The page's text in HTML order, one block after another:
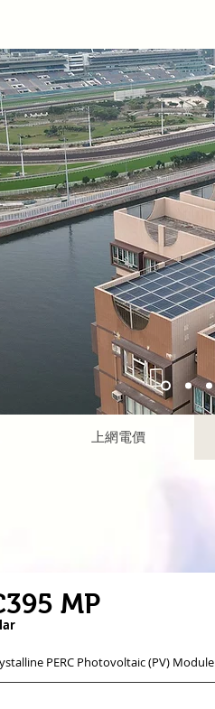
上網電價
MP
PERC Photovoltaic (PV) Module